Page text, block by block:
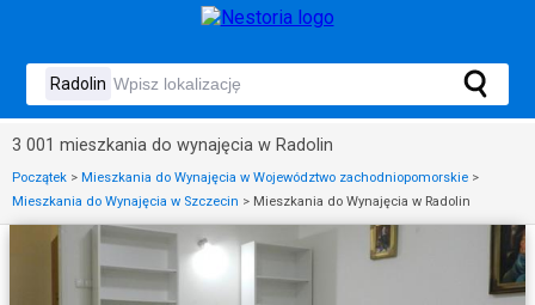
3 001 mieszkania do wynajęcia w Radolin
Początek > Mieszkania do Wynajęcia w Województwo zachodniopomorskie >
Mieszkania do Wynajęcia w Szczecin > Mieszkania do Wynajęcia w Radolin